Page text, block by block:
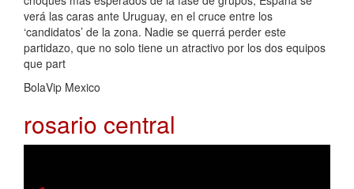
verá las caras ante Uruguay, en el cruce entre los
‘candidatos’ de la zona. Nadie se querrá perder este
partidazo, que no solo tiene un atractivo por los dos equipos
que part
BolaVip Mexico
rosario central